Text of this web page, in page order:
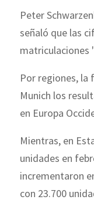
Peter
señaló que las
matriculaciones
Por regiones, la
Munich los
en Europa
Mientras, en
unidades en
incrementaron
con 23.700